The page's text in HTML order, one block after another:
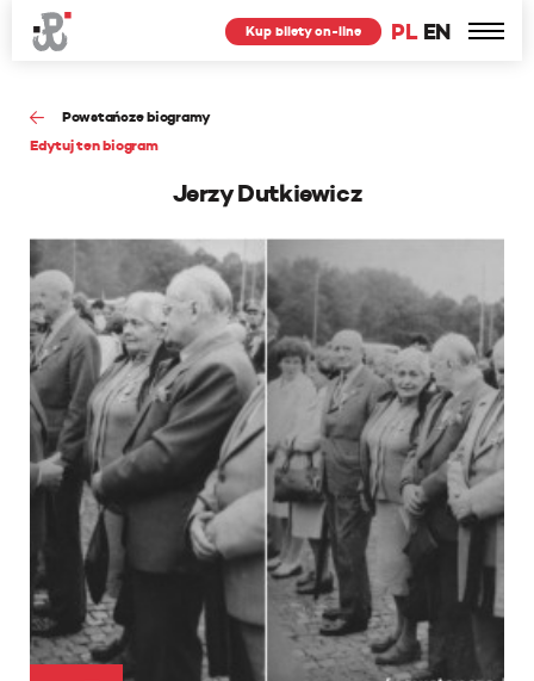
PL EN
Kup bilety on-line
Powstańcze biogramy
Edytuj ten biogram
Jerzy Dutkiewicz